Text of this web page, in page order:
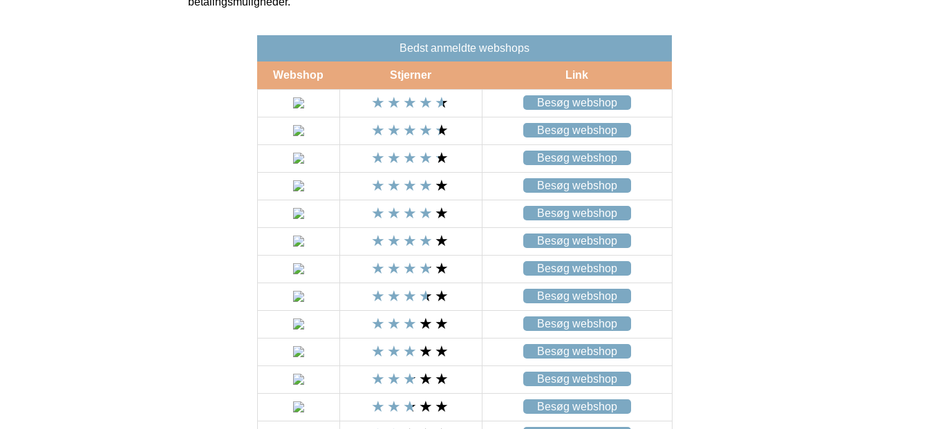
Bedst anmeldte webshops
Webshop Stjerner Link
Besøg webshop
Besøg webshop
Besøg webshop
Besøg webshop
Besøg webshop
Besøg webshop
Besøg webshop
Besøg webshop
Besøg webshop
Besøg webshop
Besøg webshop
Besøg webshop